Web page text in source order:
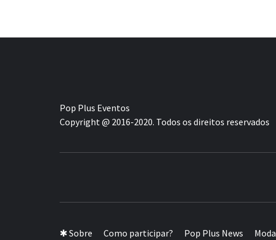
Pop Plus Eventos
Copyright @ 2016-2020. Todos os direitos reservados
✱ Sobre Como participar? Pop Plus News Moda